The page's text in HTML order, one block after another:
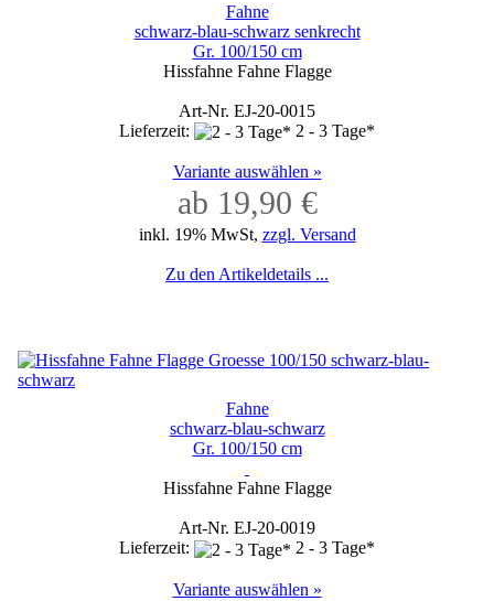
Fahne
schwarz-blau-schwarz senkrecht
Gr. 100/150 cm
Hissfahne Fahne Flagge
Art-Nr. EJ-20-0015
Lieferzeit:
2 - 3 Tage*
Variante auswählen »
ab 19,90 €
inkl. 19% MwSt, zzgl. Versand
Zu den Artikeldetails ...
Fahne
schwarz-blau-schwarz
Gr. 100/150 cm
Hissfahne Fahne Flagge
Art-Nr. EJ-20-0019
Lieferzeit:
2 - 3 Tage*
Variante auswählen »